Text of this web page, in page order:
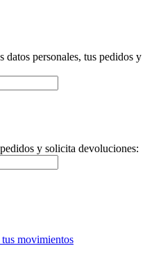
datos personales, tus pedidos y
y solicita devoluciones:
movimientos